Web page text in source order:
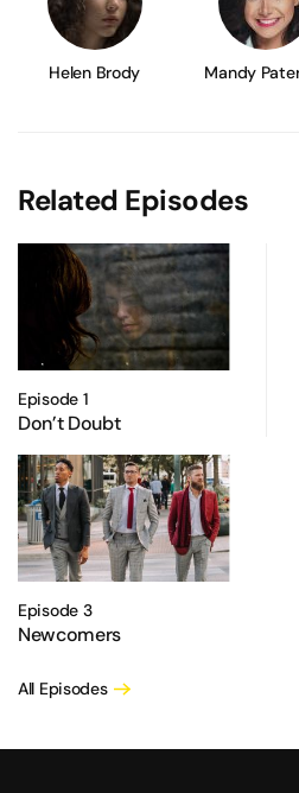
Helen Brody Mandy
Related Episodes
Episode 1
Don’t Doubt
Episode 3
Newcomers
All Episodes